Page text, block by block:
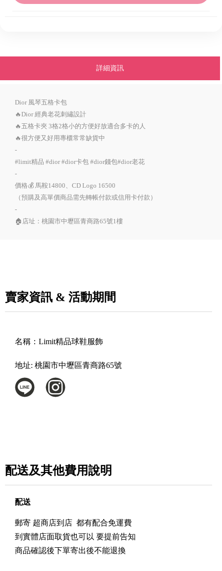
詳細資訊
Dior 風琴五格卡包
🔥Dior 經典老花刺繡設計
🔥五格卡夾 3格2格小的方便好放適合多卡的人
🔥很方便又好用專櫃常常缺貨中
-
#limit精品 #dior #dior卡包 #dior錢包#dior老花
-
價格💰 馬鞍14800、CD Logo 16500
（預購及高單價商品需先轉帳付款或信用卡付款）
-
🏠店址：桃園市中壢區青商路65號1樓
賣家資訊 & 活動期間
名稱： Limit精品球鞋服飾
地址: 桃園市中壢區青商路65號
配送及其他費用說明
配送
郵寄 超商店到店 都有配合免運費
到實體店面取貨也可以 要提前告知
商品確認後下單寄出後不能退換